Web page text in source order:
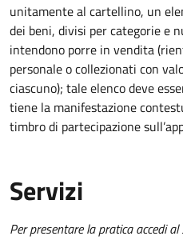
unitamente al cartellino, un
dei beni, divisi per categorie e
intendono porre in vendita
personale o collezionati con
ciascuno); tale elenco deve
tiene la manifestazione
timbro di partecipazione
Servizi
Per presentare la pratica accedi